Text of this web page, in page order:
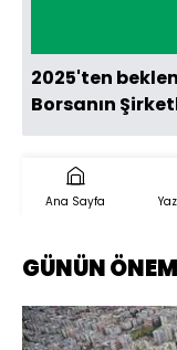
2025'ten
Borsanın
Ana Sayfa
GÜNÜN